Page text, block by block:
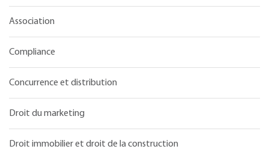
Association
Compliance
Concurrence et distribution
Droit du marketing
Droit immobilier et droit de la construction